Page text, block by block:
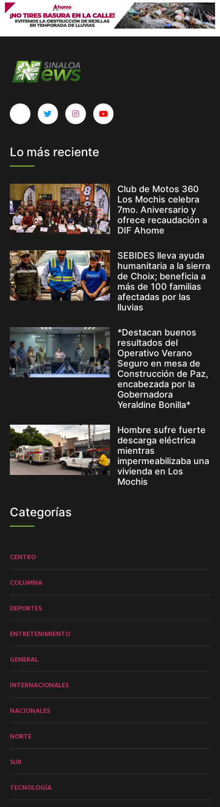
Lo más reciente
Club de Motos 360
Los Mochis celebra
7mo. Aniversario y
ofrece recaudación a
DIF Ahome
SEBIDES lleva ayuda
humanitaria a la sierra
de Choix; beneficia a
más de 100 familias
afectadas por las
lluvias
*Destacan buenos
resultados del
Operativo Verano
Seguro en mesa de
Construcción de Paz,
encabezada por la
Gobernadora
Yeraldine Bonilla*
Hombre sufre fuerte
descarga eléctrica
mientras
impermeabilizaba una
vivienda en Los
Mochis
Categorías
CENTRO
COLUMNA
DEPORTES
ENTRETENIMIENTO
GENERAL
INTERNACIONALES
NACIONALES
NORTE
SUR
TECNOLOGÍA